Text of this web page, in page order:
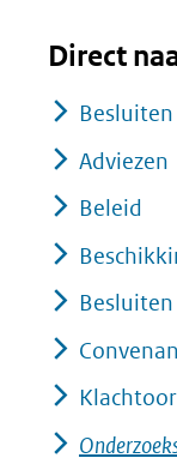
Direct
Besluiten
Adviezen
Beleid